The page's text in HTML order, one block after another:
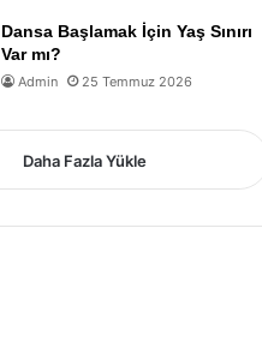
Dansa Başlamak İçin Yaş Sınırı
Var mı?
Admin 25 Temmuz 2026
Daha Fazla Yükle